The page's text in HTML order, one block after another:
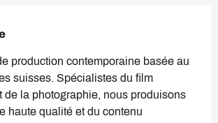
production contemporaine basée au
suisses. Spécialistes du film
de la photographie, nous produisons
haute qualité et du contenu